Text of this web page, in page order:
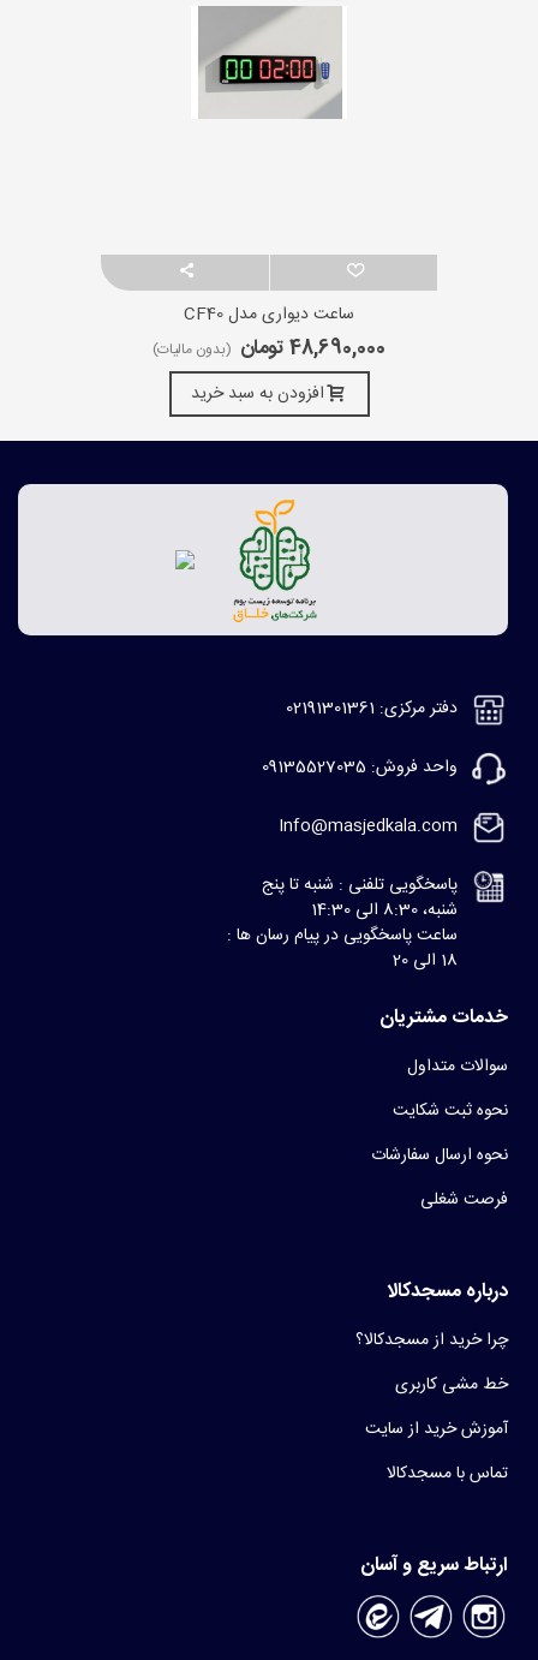
ساعت دیواری مدل CF40
48,690,000 تومان (بدون مالیات)
افزودن به سبد خرید
دفتر مرکزی: 02191301361
واحد فروش: 09135527035
Info@masjedkala.com
پاسخگویی تلفنی : شنبه تا پنج
شنبه، 8:30 الی 14:30
ساعت پاسخگویی در پیام رسان ها :
18 الی 20
خدمات مشتریان
سوالات متداول
نحوه ثبت شکایت
نحوه ارسال سفارشات
فرصت شغلی
درباره مسجدکالا
چرا خرید از مسجدکالا؟
خط مشی کاربری
آموزش خرید از سایت
تماس با مسجدکالا
ارتباط سریع و آسان